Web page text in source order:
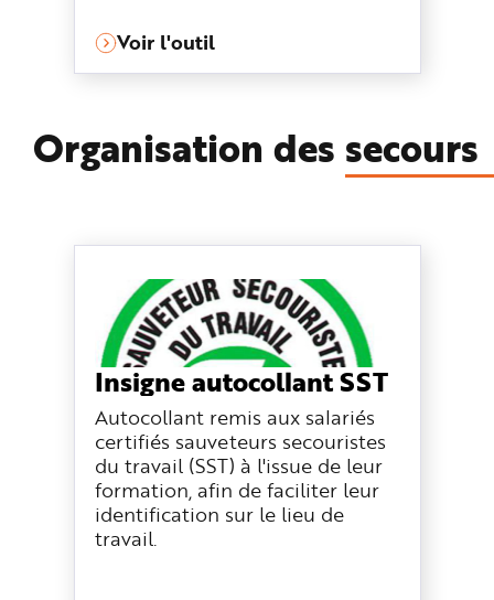
Voir l'outil
Organisation des secours
Insigne autocollant SST
Autocollant remis aux salariés
certifiés sauveteurs secouristes
du travail (SST) à l'issue de leur
formation, afin de faciliter leur
identification sur le lieu de
travail.